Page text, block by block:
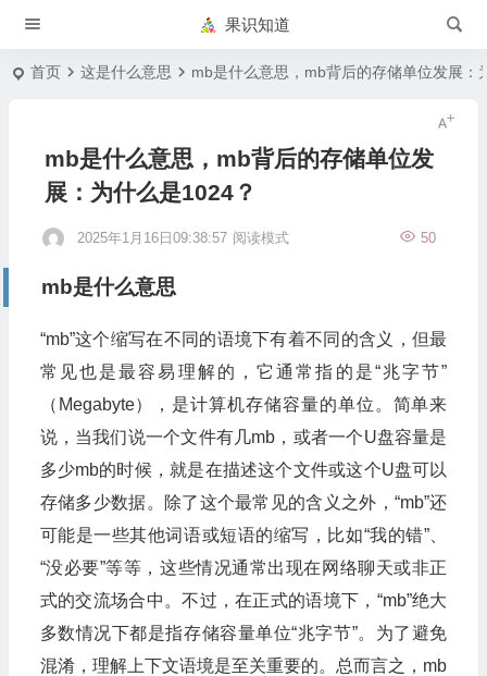
果识知道
首页 这是什么意思 mb是什么意思，mb背后的存储单位发展：
mb是什么意思，mb背后的存储单位发
展：为什么是1024？
2025年1月16日09:38:57 50
阅读模式
mb是什么意思
“mb”这个缩写在不同的语境下有着不同的含义，但最
常见也是最容易理解的，它通常指的是“兆字节”
（Megabyte），是计算机存储容量的单位。简单来
说，当我们说一个文件有几mb，或者一个U盘容量是
多少mb的时候，就是在描述这个文件或这个U盘可以
存储多少数据。除了这个最常见的含义之外，“mb”还
可能是一些其他词语或短语的缩写，比如“我的错”、
“没必要”等等，这些情况通常出现在网络聊天或非正
式的交流场合中。不过，在正式的语境下，“mb”绝大
多数情况下都是指存储容量单位“兆字节”。为了避免
混淆，理解上下文语境是至关重要的。总而言之，mb